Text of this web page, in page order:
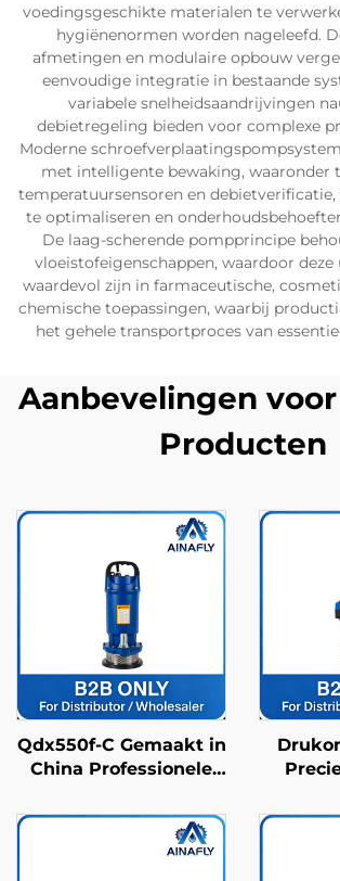
voedingsgeschikte materialen te
hygiënenormen worden nageleefd.
afmetingen en modulaire opbouw
eenvoudige integratie in bestaande
variabele snelheidsaandrijvingen
debietregeling bieden voor complexe
Moderne
met intelligente bewaking, waaronder
temperatuursensoren en
te optimaliseren en
De laag-scherende pompprincipe
vloeistofeigenschappen, waardoor
waardevol zijn in farmaceutische,
chemische toepassingen, waarbij
het gehele transportproces van
Aanbevelingen
Producten
Qdx550f-C Gemaakt in
China Professionele
IP68-waterdichte
bescherming